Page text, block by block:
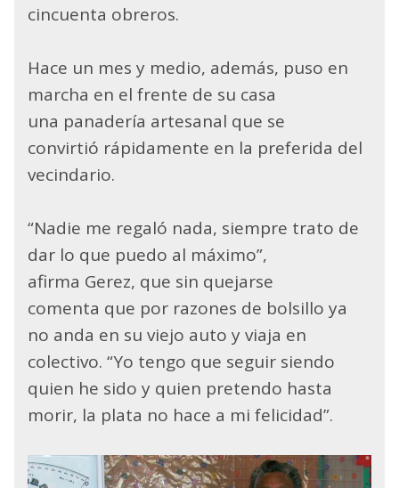
cincuenta obreros.
Hace un mes y medio, además, puso en
marcha en el frente de su casa
una panadería artesanal que se
convirtió rápidamente en la preferida del
vecindario.
“Nadie me regaló nada, siempre trato de
dar lo que puedo al máximo”,
afirma Gerez, que sin quejarse
comenta que por razones de bolsillo ya
no anda en su viejo auto y viaja en
colectivo. “Yo tengo que seguir siendo
quien he sido y quien pretendo hasta
morir, la plata no hace a mi felicidad”.